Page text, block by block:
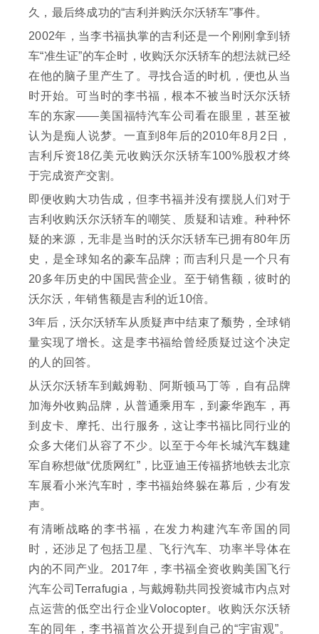
久，最后终成功的“吉利并购沃尔沃轿车”事件。
2002年，当李书福执掌的吉利还是一个刚刚拿到轿
车“准生证”的车企时，收购沃尔沃轿车的想法就已经
在他的脑子里产生了。寻找合适的时机，便也从当
时开始。可当时的李书福，根本不被当时沃尔沃轿
车的东家——美国福特汽车公司看在眼里，甚至被
认为是痴人说梦。一直到8年后的2010年8月2日，
吉利斥资18亿美元收购沃尔沃轿车100%股权才终
于完成资产交割。
即便收购大功告成，但李书福并没有摆脱人们对于
吉利收购沃尔沃轿车的嘲笑、质疑和诘难。种种怀
疑的来源，无非是当时的沃尔沃轿车已拥有80年历
史，是全球知名的豪车品牌；而吉利只是一个只有
20多年历史的中国民营企业。至于销售额，彼时的
沃尔沃，年销售额是吉利的近10倍。
3年后，沃尔沃轿车从质疑声中结束了颓势，全球销
量实现了增长。这是李书福给曾经质疑过这个决定
的人的回答。
从沃尔沃轿车到戴姆勒、阿斯顿马丁等，自有品牌
加海外收购品牌，从普通乘用车，到豪华跑车，再
到皮卡、摩托、出行服务，这让李书福比同行业的
众多大佬们从容了不少。以至于今年长城汽车魏建
军自称想做“优质网红”，比亚迪王传福挤地铁去北京
车展看小米汽车时，李书福始终躲在幕后，少有发
声。
有清晰战略的李书福，在发力构建汽车帝国的同
时，还涉足了包括卫星、飞行汽车、功率半导体在
内的不同产业。2017年，李书福全资收购美国飞行
汽车公司Terrafugia，与戴姆勒共同投资城市内点对
点运营的低空出行企业Volocopter。收购沃尔沃轿
车的同年，李书福首次公开提到自己的“宇宙观”。